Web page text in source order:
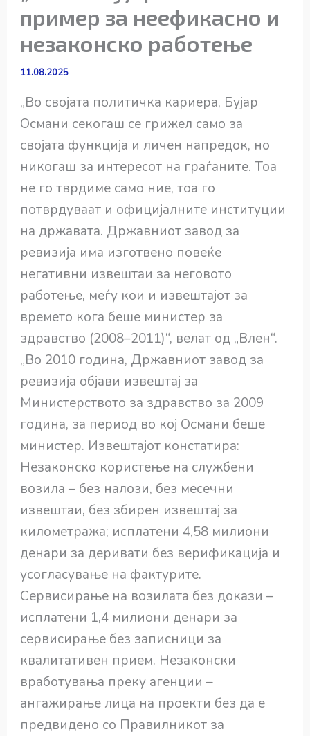
пример за неефикасно и
незаконско работење
11.08.2025
„Во својата политичка кариера, Бујар
Османи секогаш се грижел само за
својата функција и личен напредок, но
никогаш за интересот на граѓаните. Тоа
не го тврдиме само ние, тоа го
потврдуваат и официјалните институции
на државата. Државниот завод за
ревизија има изготвено повеќе
негативни извештаи за неговото
работење, меѓу кои и извештајот за
времето кога беше министер за
здравство (2008–2011)“, велат од „Влен“.
„Во 2010 година, Државниот завод за
ревизија објави извештај за
Министерството за здравство за 2009
година, за период во кој Османи беше
министер. Извештајот констатира:
Незаконско користење на службени
возила – без налози, без месечни
извештаи, без збирен извештај за
километража; исплатени 4,58 милиони
денари за деривати без верификација и
усогласување на фактурите.
Сервисирање на возилата без докази –
исплатени 1,4 милиони денари за
сервисирање без записници за
квалитативен прием. Незаконски
вработувања преку агенции –
ангажирање лица на проекти без да е
предвидено со Правилникот за